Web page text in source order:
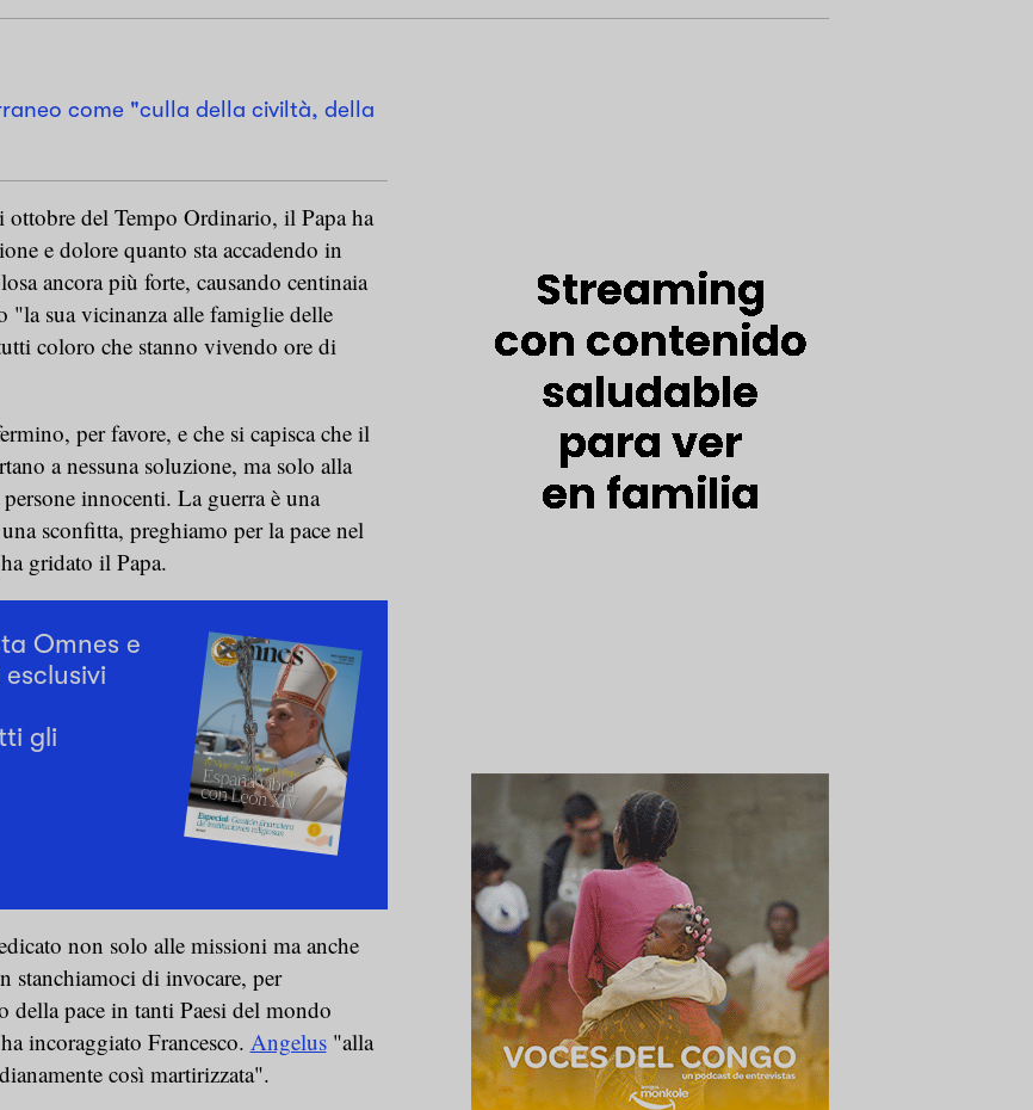
come "culla della civiltà, della
del Tempo Ordinario, il Papa ha
e dolore quanto sta accadendo in
ancora più forte, causando centinaia
"la sua vicinanza alle famiglie delle
coloro che stanno vivendo ore di
per favore, e che si capisca che il
a nessuna soluzione, ma solo alla
innocenti. La guerra è una
sconfitta, preghiamo per la pace nel
gridato il Papa.
Omnes e
gli
non solo alle missioni ma anche
stanchiamoci di invocare, per
pace in tanti Paesi del mondo
incoraggiato Francesco. Angelus"alla
così martirizzata".